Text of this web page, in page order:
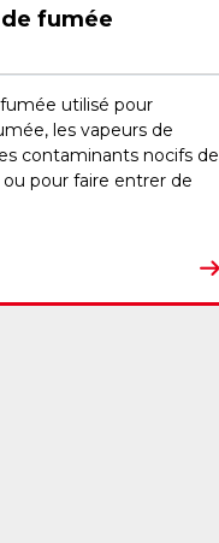
fumée
utilisé pour
les vapeurs de
contaminants nocifs de
pour faire entrer de